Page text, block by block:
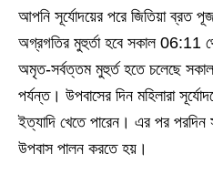
আপনি সূর্যোদয়ের পরে জিতিয়া ব্রত
অগ্রগতির মুহুর্তা হবে সকাল 06:11
অমৃত-সর্বত্তম মুহুর্ত হতে চলেছে
পর্যন্ত। উপবাসের দিন মহিলারা
ইত্যাদি খেতে পারেন। এর পর পরদিন
উপবাস পালন করতে হয়।